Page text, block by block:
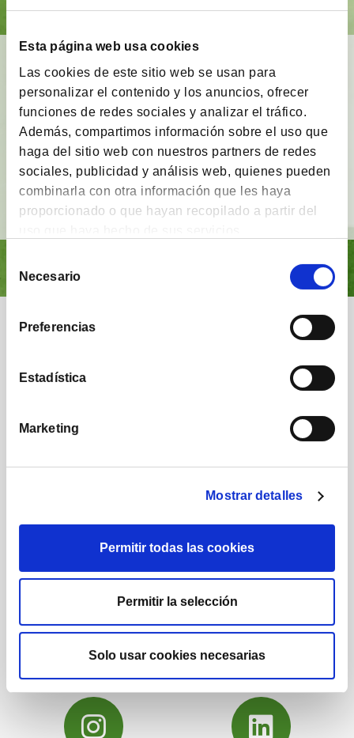
Esta página web usa cookies
Las cookies de este sitio web se usan para
personalizar el contenido y los anuncios, ofrecer
funciones de redes sociales y analizar el tráfico.
Además, compartimos información sobre el uso que
haga del sitio web con nuestros partners de redes
sociales, publicidad y análisis web, quienes pueden
combinarla con otra información que les haya
proporcionado o que hayan recopilado a partir del
de
consentimiento
Necesario
Preferencias
Estadística
Marketing
Mostrar detalles
Permitir todas las cookies
Permitir la selección
Solo usar cookies necesarias
BrainVestor: Psicología financiera
App gratuitaque tiene como finalidadacompañar
a los inversoresen sus distintas etapas de
inversión y proporcionarles herramientas y
técnicas del campo de lapsicología financiera.
Ver vídeo
Nuestra comunidad
1.224 1.732
222.000
Suscriptores
16.290
Seguidores